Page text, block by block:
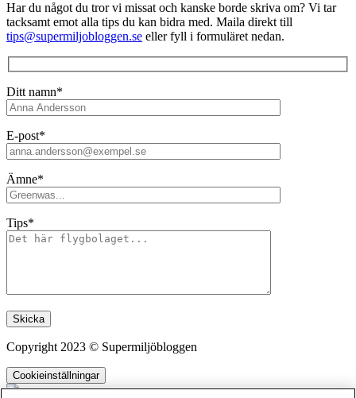
Har du något du tror vi missat och kanske borde skriva om? Vi tar
tacksamt emot alla tips du kan bidra med. Maila direkt till
tips@supermiljobloggen.se eller fyll i formuläret nedan.
Ditt namn*
E-post*
Ämne*
Tips*
Lämna detta fält tomt.
Copyright 2023 © Supermiljöbloggen
Cookieinställningar